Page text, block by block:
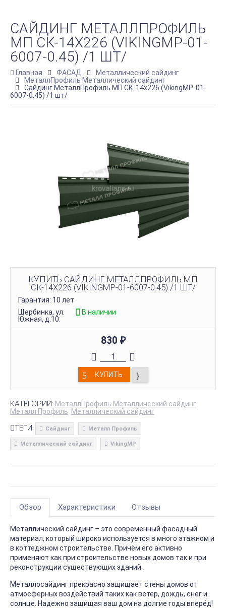
САЙДИНГ МЕТАЛЛПРОФИЛЬ
МП СК-14Х226 (VIKINGMP-01-
6007-0.45) /1 ШТ/
Главная ФАСАД
Металлический сайдинг
МеталлПрофиль Металлический сайдинг
Сайдинг МеталлПрофиль МП СК-14х226 (VikingMP-01-
6007-0.45) /1 шт/
КУПИТЬ САЙДИНГ МЕТАЛЛПРОФИЛЬ МП
СК-14Х226 (VIKINGMP-01-6007-0.45) /1 ШТ/
Гарантия: 10 лет
Щербинка, ул.
Южная, д.10:
В наличии
830 ₽
КУПИТЬ
КАТЕГОРИИ: МеталлПрофиль Металлический сайдинг
Металл Профиль Металлический сайдинг
ТЕГИ: Сайдинг Металл Профиль
Металлический сайдинг VikingMP
Обзор Характеристики Отзывы
Металлический сайдинг – это современный фасадный
материал, который широко используется в много этажном и
в коттеджном строительстве. Причём его активно
применяют как при строительстве новых домов так и при
реконструкции существующих зданий.
Металлосайдинг прекрасно защищает стены домов от
атмосферных воздействий таких как ветер, дождь, снег и
солнце. Надежно защищая ваш дом на долгие годы вперёд!